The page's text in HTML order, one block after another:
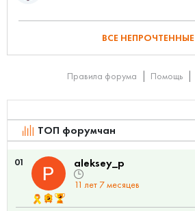
ВСЕ НЕПРОЧТЕННЫЕ
Правила форума Помощь
ТОП форумчан
01 aleksey_p
11 лет 7 месяцев